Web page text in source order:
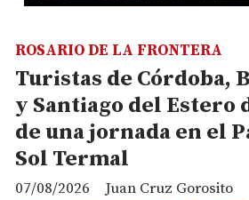
Turistas de Córdoba,
y Santiago del
de una jornada en el
Sol Termal
Juan Cruz Gorosito
ROSARIO DE LA FRONTERA
07/08/2026